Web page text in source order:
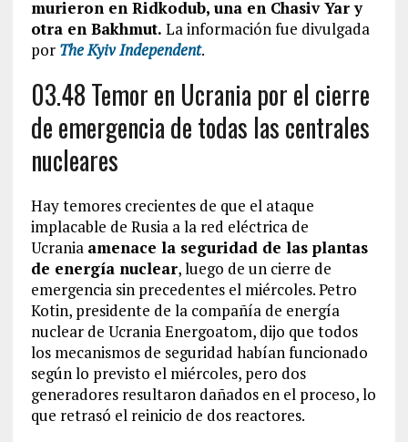
murieron en Ridkodub, una en Chasiv Yar y
otra en Bakhmut. La información fue divulgada
por The Kyiv Independent.
03.48 Temor en Ucrania por el cierre
de emergencia de todas las centrales
nucleares
Hay temores crecientes de que el ataque
implacable de Rusia a la red eléctrica de
Ucrania amenace la seguridad de las plantas
de energía nuclear, luego de un cierre de
emergencia sin precedentes el miércoles. Petro
Kotin, presidente de la compañía de energía
nuclear de Ucrania Energoatom, dijo que todos
los mecanismos de seguridad habían funcionado
según lo previsto el miércoles, pero dos
generadores resultaron dañados en el proceso, lo
que retrasó el reinicio de dos reactores.